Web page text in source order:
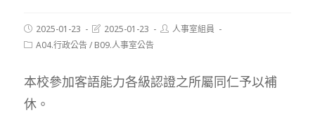
Post
published:
2025-01-23
Post
modified:
2025-01-23
Post人事室組員
PostA04.行政公告/ B09.人事室公告
本校參加客語能力各級認證之所屬同仁予以補
休。